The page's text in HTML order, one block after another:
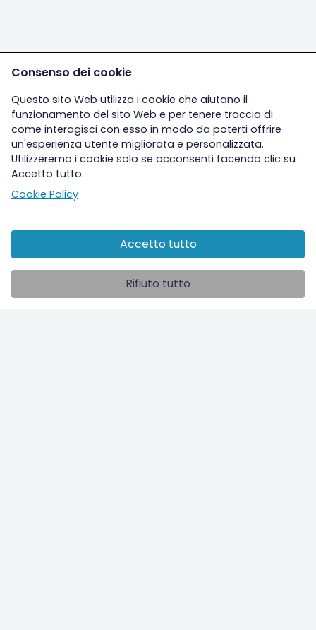
Altre sezioni
Ospedale
Consenso dei cookie
Questo sito Web utilizza i cookie che aiutano il
funzionamento del sito Web e per tenere traccia di
come interagisci con esso in modo da poterti offrire
un'esperienza utente migliorata e personalizzata.
Utilizzeremo i cookie solo se acconsenti facendo clic su
Accetto tutto.
Cookie Policy
Accetto tutto
Rifiuto tutto